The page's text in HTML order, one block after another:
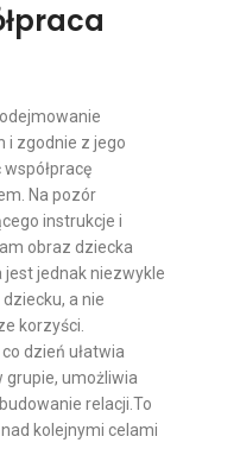
i zgodnie z jego
Na pozór
instrukcje i
obraz dziecka
jest jednak niezwykle
a nie
korzyści.
dzień ułatwia
grupie, umożliwia
relacji.To
kolejnymi celami